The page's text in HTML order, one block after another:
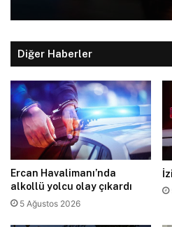
Diğer Haberler
Ercan Havalimanı’nda
alkollü yolcu olay çıkardı
5 Ağustos 2026